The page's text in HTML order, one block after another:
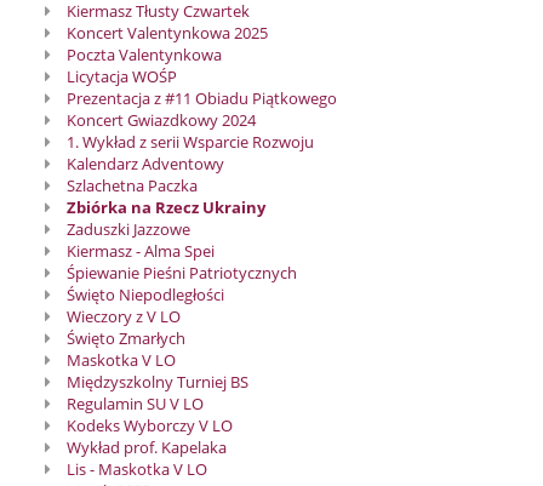
Kiermasz Tłusty Czwartek
Koncert Valentynkowa 2025
Poczta Valentynkowa
Licytacja WOŚP
Prezentacja z #11 Obiadu Piątkowego
Koncert Gwiazdkowy 2024
1. Wykład z serii Wsparcie Rozwoju
Kalendarz Adventowy
Szlachetna Paczka
Zbiórka na Rzecz Ukrainy
Zaduszki Jazzowe
Kiermasz - Alma Spei
Śpiewanie Pieśni Patriotycznych
Święto Niepodległości
Wieczory z V LO
Święto Zmarłych
Maskotka V LO
Międzyszkolny Turniej BS
Regulamin SU V LO
Kodeks Wyborczy V LO
Wykład prof. Kapelaka
Lis - Maskotka V LO